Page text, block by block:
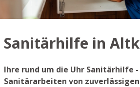
Sanitärhilfe in
Ihre rund um die Uhr Sanitärhilfe -
Sanitärarbeiten von